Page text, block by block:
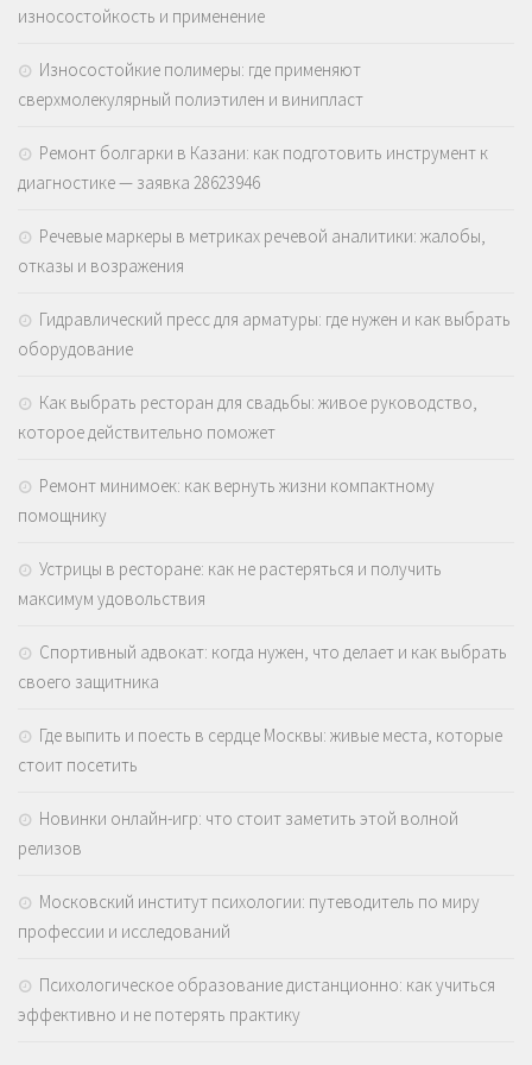
износостойкость и применение
Износостойкие полимеры: где применяют
сверхмолекулярный полиэтилен и винипласт
Ремонт болгарки в Казани: как подготовить инструмент к
диагностике — заявка 28623946
Речевые маркеры в метриках речевой аналитики: жалобы,
отказы и возражения
Гидравлический пресс для арматуры: где нужен и как выбрать
оборудование
Как выбрать ресторан для свадьбы: живое руководство,
которое действительно поможет
Ремонт минимоек: как вернуть жизни компактному
помощнику
Устрицы в ресторане: как не растеряться и получить
максимум удовольствия
Спортивный адвокат: когда нужен, что делает и как выбрать
своего защитника
Где выпить и поесть в сердце Москвы: живые места, которые
стоит посетить
Новинки онлайн-игр: что стоит заметить этой волной
релизов
Московский институт психологии: путеводитель по миру
профессии и исследований
Психологическое образование дистанционно: как учиться
эффективно и не потерять практику